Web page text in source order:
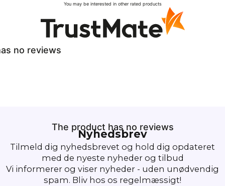
You may be interested in other rated products
no reviews
The product has no reviews
Nyhedsbrev
Tilmeld dig nyhedsbrevet og hold dig opdateret
med de nyeste nyheder og tilbud
Vi informerer og viser nyheder - uden unødvendig
spam. Bliv hos os regelmæssigt!